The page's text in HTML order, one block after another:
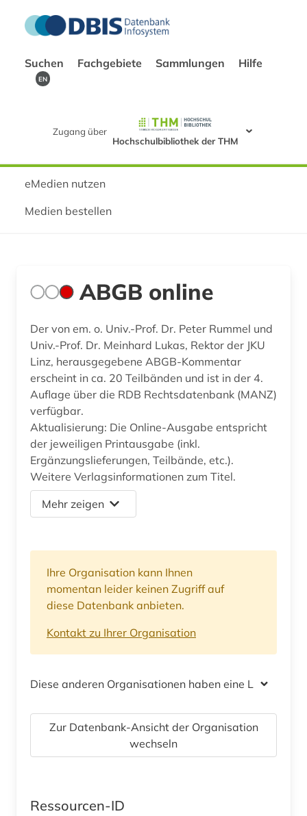
Suchen Fachgebiete Sammlungen Hilfe
EN
Zugang über
Hochschulbibliothek der THM
eMedien nutzen
Medien bestellen
ABGB online
Der von em. o. Univ.-Prof. Dr. Peter Rummel und
Univ.-Prof. Dr. Meinhard Lukas, Rektor der JKU
Linz, herausgegebene ABGB-Kommentar
erscheint in ca. 20 Teilbänden und ist in der 4.
Auflage über die RDB Rechtsdatenbank (MANZ)
verfügbar.
Aktualisierung: Die Online-Ausgabe entspricht
der jeweiligen Printausgabe (inkl.
Ergänzungslieferungen, Teilbände, etc.).
Weitere Verlagsinformationen zum Titel.
Mehr zeigen
Ihre Organisation kann Ihnen
momentan leider keinen Zugriff auf
diese Datenbank anbieten.
Kontakt zu Ihrer Organisation
Diese anderen Organisationen haben eine Lizenz
Zur Datenbank-Ansicht der Organisation
wechseln
Ressourcen-ID